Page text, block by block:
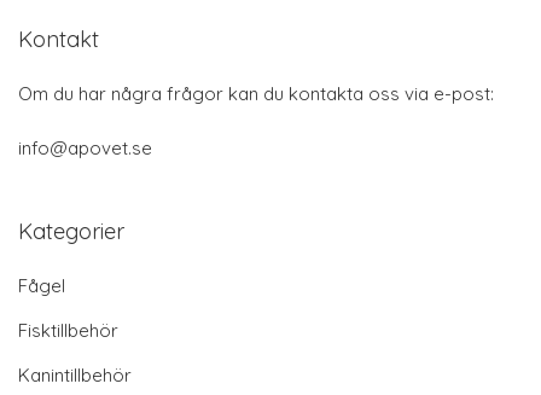
Kontakt
Om du har några frågor kan du kontakta oss via e-post:
info@apovet.se
Kategorier
Fågel
Fisktillbehör
Kanintillbehör